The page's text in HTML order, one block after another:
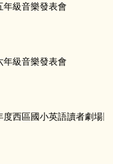
年級音樂發表會
年級音樂發表會
度西區國小英語讀者劇場